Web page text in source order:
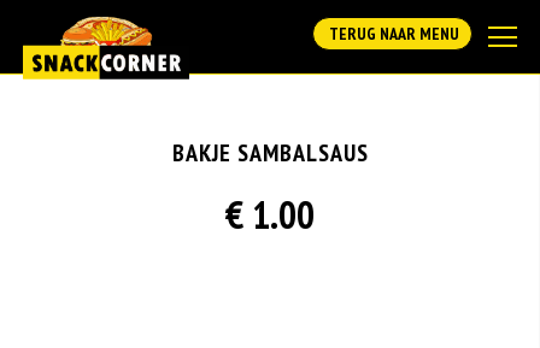
TERUG NAAR MENU
BAKJE SAMBALSAUS
€ 1.00